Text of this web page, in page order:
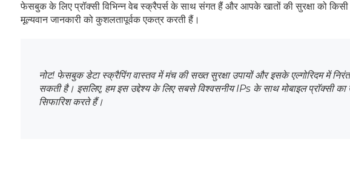
फेसबुक के लिए प्रॉक्सी विभिन्न वेब स्क्रैपर्स के साथ संगत हैं और आपके खातों की सुरक्षा को
मूल्यवान जानकारी को कुशलतापूर्वक एकत्र करती हैं।
नोट! फेसबुक डेटा स्क्रैपिंग वास्तव में मंच की सख्त सुरक्षा उपायों और इसके एल्गोरिदम में
सकती है। इसलिए, हम इस उद्देश्य के लिए सबसे विश्वसनीय IPs के साथ मोबाइल प्रॉक्सी
सिफारिश करते हैं।